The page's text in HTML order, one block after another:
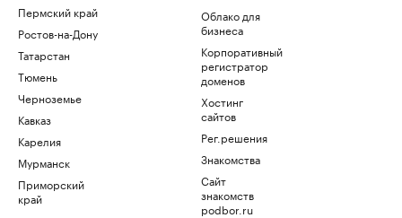
Пермский край
Ростов-на-Дону
Татарстан
Тюмень
Черноземье
Кавказ
Карелия
Мурманск
Приморский
край
Облако для
бизнеса
Корпоративный
регистратор
доменов
Хостинг
сайтов
Рег.решения
Знакомства
Сайт
знакомств
podbor.ru